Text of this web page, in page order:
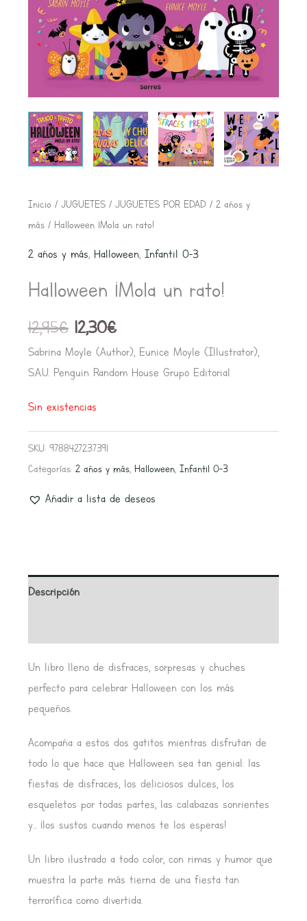
Inicio / JUGUETES/ JUGUETES POR EDAD/ 2 años y
más/ Halloween ¡Mola un rato!
2 años y más, Halloween, Infantil 0-3
Halloween ¡Mola un rato!
12,95€
El
precio
original
era:
12,95€.
12,30€
El
precio
actual
es:
12,30€.
Sabrina Moyle (Author), Eunice Moyle (Illustrator),
S.A.U. Penguin Random House Grupo Editorial
Sin existencias
SKU: 9788427237391
Categorías: 2 años y más, Halloween, Infantil 0-3
Añadir a lista de deseos
Descripción
Un libro lleno de disfraces, sorpresas y chuches
perfecto para celebrar Halloween con los más
pequeños.
Acompaña a estos dos gatitos mientras disfrutan de
todo lo que hace que Halloween sea tan genial: las
fiestas de disfraces, los deliciosos dulces, los
esqueletos por todas partes, las calabazas sonrientes
y… ¡los sustos cuando menos te los esperas!
Un libro ilustrado a todo color, con rimas y humor que
muestra la parte más tierna de una fiesta tan
terrorífica como divertida.